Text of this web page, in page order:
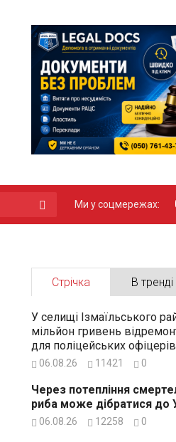
Ми у соцмережах:
Стрічка В тренді
У селищі Ізмаїльського
мільйон гривень
для поліцейських
06.08.26 11421 0
Через потепління
риба може дібратися до
06.08.26 12258 0